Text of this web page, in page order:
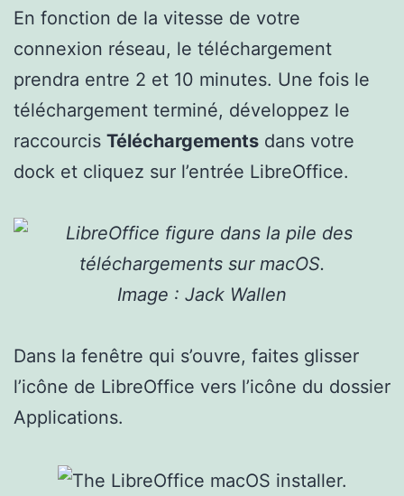
En fonction de la vitesse de votre
connexion réseau, le téléchargement
prendra entre 2 et 10 minutes. Une fois le
téléchargement terminé, développez le
raccourcis Téléchargements dans votre
dock et cliquez sur l’entrée LibreOffice.
Image : Jack Wallen
Dans la fenêtre qui s’ouvre, faites glisser
l’icône de LibreOffice vers l’icône du dossier
Applications.